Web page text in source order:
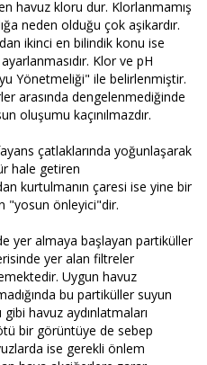
havuz kloru dur. Klorlanmamış
neden olduğu çok aşikardır.
ikinci en bilindik konu ise
Klor ve pH
Yönetmeliği" ile belirlenmiştir.
arasında dengelenmediğinde
oluşumu kaçınılmazdır.
çatlaklarında yoğunlaşarak
hale getiren
kurtulmanın çaresi ise yine bir
"yosun önleyici"dir.
yer almaya başlayan partiküller
yer alan filtreler
Uygun havuz
bu partiküller suyun
gibi havuz aydınlatmaları
bir görüntüye de sebep
ise gerekli önlem